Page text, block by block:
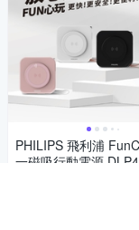
PHILIPS 飛利浦
一磁吸行動電源